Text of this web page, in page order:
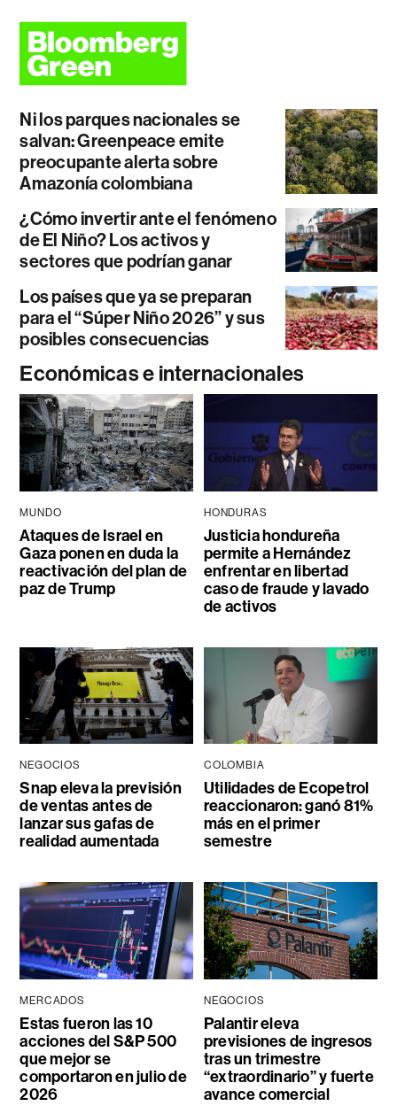
Ni los parques nacionales se
salvan: Greenpeace emite
preocupante alerta sobre
Amazonía colombiana
¿Cómo invertir ante el fenómeno
de El Niño? Los activos y
sectores que podrían ganar
Los países que ya se preparan
para el “Súper Niño 2026” y sus
posibles consecuencias
Económicas e internacionales
MUNDO
Ataques de Israel en
Gaza ponen en duda la
reactivación del plan de
paz de Trump
HONDURAS
Justicia hondureña
permite a Hernández
enfrentar en libertad
caso de fraude y lavado
de activos
NEGOCIOS
Snap eleva la previsión
de ventas antes de
lanzar sus gafas de
realidad aumentada
COLOMBIA
Utilidades de Ecopetrol
reaccionaron: ganó 81%
más en el primer
semestre
MERCADOS
Estas fueron las 10
acciones del S&P 500
que mejor se
comportaron en julio de
2026
NEGOCIOS
Palantir eleva
previsiones de ingresos
tras un trimestre
“extraordinario” y fuerte
avance comercial